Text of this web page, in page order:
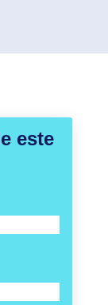
este